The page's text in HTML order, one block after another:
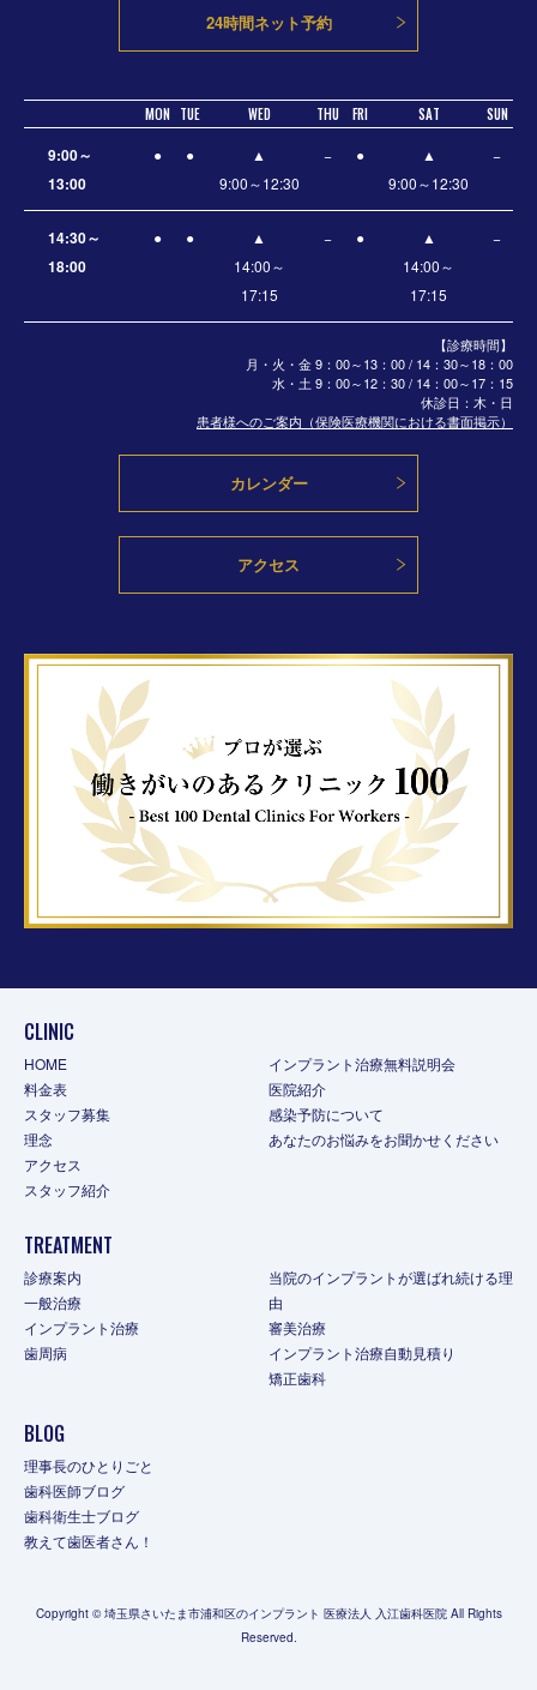
24時間ネット予約
MON TUE WED THU FRI SAT SUN
【診療時間】
月・火・金 9：00～13：00 / 14：30～18：00
水・土 9：00～12：30 / 14：00～17：15
休診日：木・日
患者様へのご案内（保険医療機関における書面掲示）
9:00～
13:00
● ●
▲
9:00～12:30
− ●
▲
9:00～12:30
−
14:30～
18:00
● ●
▲
14:00～
17:15
− ●
▲
14:00～
17:15
−
カレンダー
アクセス
CLINIC
HOME
料金表
スタッフ募集
理念
アクセス
スタッフ紹介
インプラント治療無料説明会
医院紹介
感染予防について
あなたのお悩みをお聞かせください
TREATMENT
診療案内
一般治療
インプラント治療
歯周病
当院のインプラントが選ばれ続ける理
由
審美治療
インプラント治療自動見積り
矯正歯科
BLOG
理事長のひとりごと
歯科医師ブログ
歯科衛生士ブログ
教えて歯医者さん！
Copyright © 埼玉県さいたま市浦和区のインプラント 医療法人 入江歯科医院 All Rights
Reserved.